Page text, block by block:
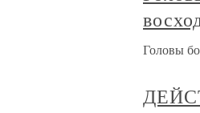
Головы